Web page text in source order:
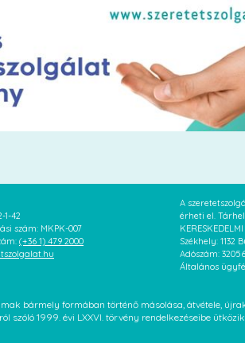
1-42
szám: MKPK-007
(+36 1) 479 2000
A
érheti el.
Székhely: 1132
Adószám:
Általános
bármely formában történő másolása, átvétele,
1999. évi LXXVI. törvény rendelkezéseibe